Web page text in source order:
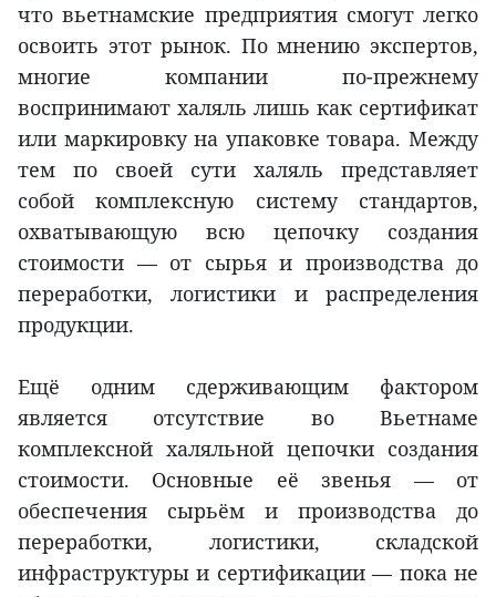
что вьетнамские предприятия смогут легко
освоить этот рынок. По мнению экспертов,
многие компании по-прежнему
воспринимают халяль лишь как сертификат
или маркировку на упаковке товара. Между
тем по своей сути халяль представляет
собой комплексную систему стандартов,
охватывающую всю цепочку создания
стоимости — от сырья и производства до
переработки, логистики и распределения
продукции.
Ещё одним сдерживающим фактором
является отсутствие во Вьетнаме
комплексной халяльной цепочки создания
стоимости. Основные её звенья — от
обеспечения сырьём и производства до
переработки, логистики, складской
инфраструктуры и сертификации — пока не